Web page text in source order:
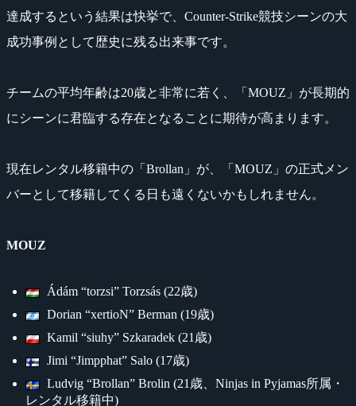
達成するという結果は快挙で、Counter-Strike競技シーンの大
成功事例として歴史に残る出来事です。
チームの平均年齢は20歳と非常に若く、「MOUZ」が長期的
にシーンに君臨する存在となることに期待が高まります。
現在レンタル移籍中の「Brollan」が、「MOUZ」の正式メン
バーとして移籍してくる日も遠くないかもしれません。
MOUZ
Ádám “torzsi” Torzsás (22歳)
Dorian “xertioN” Berman (19歳)
Kamil “siuhy” Szkaradek (21歳)
Jimi “Jimpphat” Salo (17歳)
Ludvig “Brollan” Brolin (21歳、Ninjas in Pyjamas所属・
レンタル移籍中)